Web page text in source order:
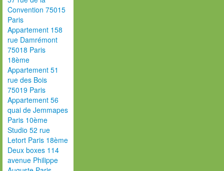
Convention 75015
Paris
Appartement 158
rue Damrémont
75018 Paris
18ème
Appartement 51
rue des Bois
75019 Paris
Appartement 56
quai de Jemmapes
Paris 10ème
Studio 52 rue
Letort Paris 18ème
Deux boxes 114
avenue Philippe